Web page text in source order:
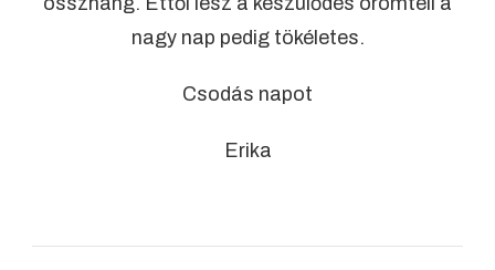
nagy nap pedig tökéletes.
Csodás napot
Erika